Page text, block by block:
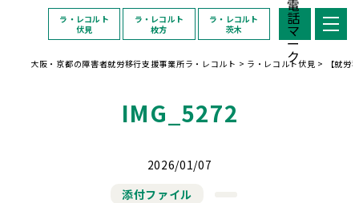
ラ・レコルト
伏見
ラ・レコルト
枚方
ラ・レコルト
茨木
大阪・京都の障害者就労移行支援事業所ラ・レコルト > ラ・レコルト伏見 > 【就
IMG_5272
2026/01/07
添付ファイル